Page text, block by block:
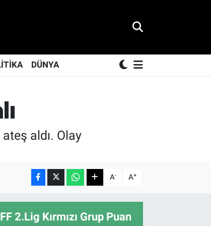
DÜNYA
aldı. Olay
A- A+
2.Lig Kırmızı Grup Puan